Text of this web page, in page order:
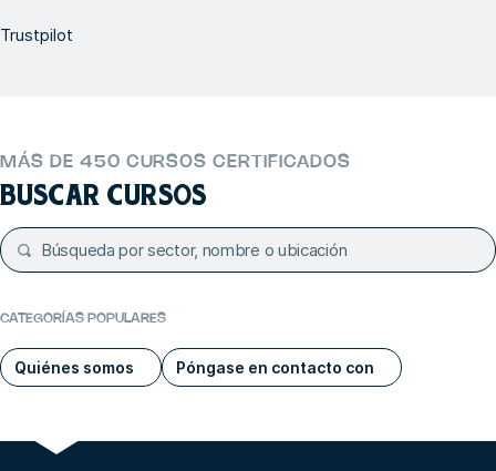
Trustpilot
MÁS DE 450 CURSOS CERTIFICADOS
BUSCAR CURSOS
CATEGORÍAS POPULARES
Quiénes somos Póngase en contacto con